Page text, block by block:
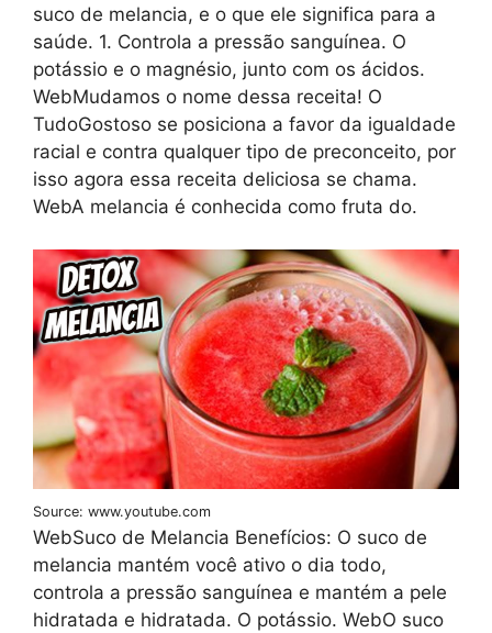
suco de melancia, e o que ele significa para a
saúde. 1. Controla a pressão sanguínea. O
potássio e o magnésio, junto com os ácidos.
WebMudamos o nome dessa receita! O
TudoGostoso se posiciona a favor da igualdade
racial e contra qualquer tipo de preconceito, por
isso agora essa receita deliciosa se chama.
WebA melancia é conhecida como fruta do.
Source: www.youtube.com
WebSuco de Melancia Benefícios: O suco de
melancia mantém você ativo o dia todo,
controla a pressão sanguínea e mantém a pele
hidratada e hidratada. O potássio. WebO suco